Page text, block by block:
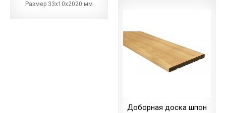
Размер 33х10х2020 мм
Доборная доска шпон